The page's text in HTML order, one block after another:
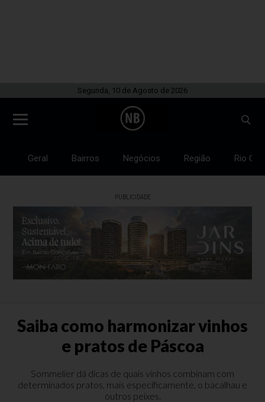
Segunda, 10 de Agosto de 2026
Geral Bairros Negócios Região Rio
PUBLICIDADE
Saiba como harmonizar vinhos
e pratos de Páscoa
Sommelier dá dicas de quais vinhos combinam com
determinados pratos, mais especificamente, o bacalhau e
outros peixes.